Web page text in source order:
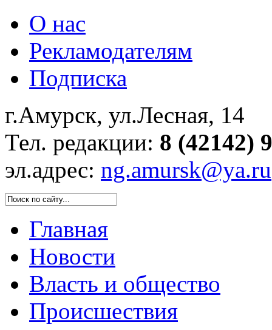
О нас
Рекламодателям
Подписка
г.Амурск, ул.Лесная, 14
Тел. редакции: 8 (42142)
эл.адрес: ng.amursk@ya.ru
Главная
Новости
Власть и общество
Происшествия